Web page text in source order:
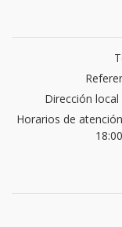
Dirección
Horarios de